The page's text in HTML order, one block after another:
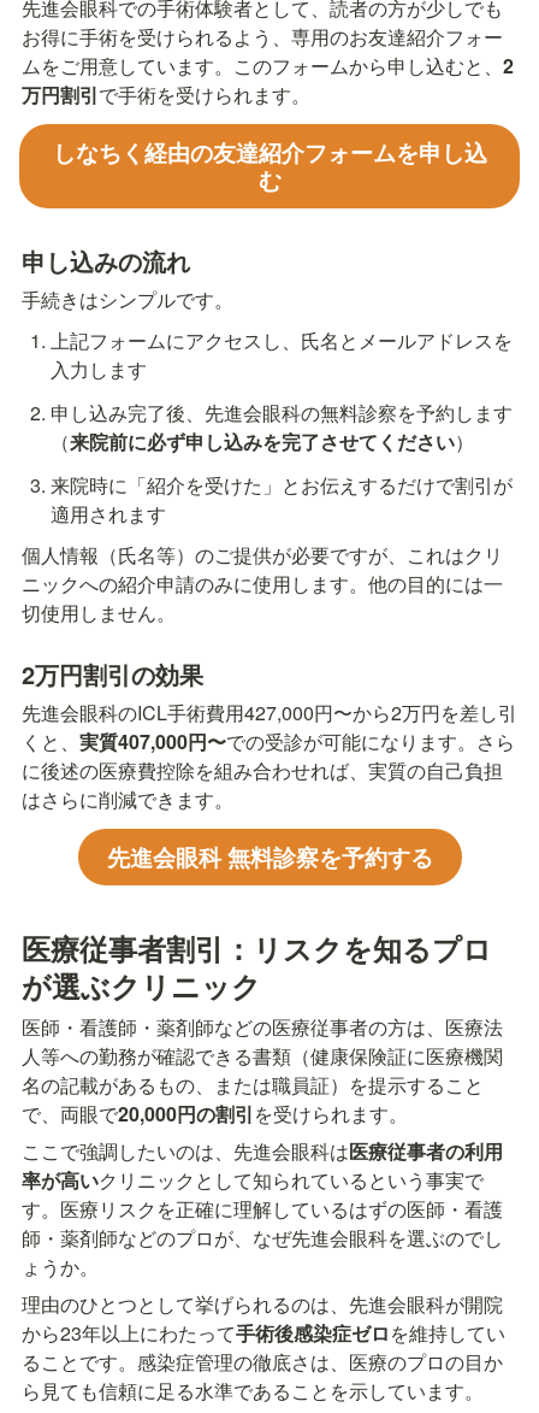
先進会眼科での手術体験者として、読者の方が少しでも
お得に手術を受けられるよう、専用のお友達紹介フォー
ムをご用意しています。このフォームから申し込むと、 2
万円割引で手術を受けられます。
しなちく経由の友達紹介フォームを申し込
む
申し込みの流れ
手続きはシンプルです。
上記フォームにアクセスし、氏名とメールアドレスを
入力します
申し込み完了後、先進会眼科の無料診察を予約します
（来院前に必ず申し込みを完了させてください）
来院時に「紹介を受けた」とお伝えするだけで割引が
適用されます
個人情報（氏名等）のご提供が必要ですが、これはクリ
ニックへの紹介申請のみに使用します。他の目的には一
切使用しません。
2万円割引の効果
先進会眼科のICL手術費用427,000円〜から2万円を差し引
くと、 実質407,000円〜での受診が可能になります。さら
に後述の医療費控除を組み合わせれば、実質の自己負担
はさらに削減できます。
先進会眼科 無料診察を予約する
医療従事者割引：リスクを知るプロ
が選ぶクリニック
医師・看護師・薬剤師などの医療従事者の方は、医療法
人等への勤務が確認できる書類（健康保険証に医療機関
名の記載があるもの、または職員証）を提示すること
で、両眼で20,000円の割引を受けられます。
ここで強調したいのは、先進会眼科は医療従事者の利用
率が高いクリニックとして知られているという事実で
す。医療リスクを正確に理解しているはずの医師・看護
師・薬剤師などのプロが、なぜ先進会眼科を選ぶのでし
ょうか。
理由のひとつとして挙げられるのは、先進会眼科が開院
から23年以上にわたって手術後感染症ゼロを維持してい
ることです。感染症管理の徹底さは、医療のプロの目か
ら見ても信頼に足る水準であることを示しています。